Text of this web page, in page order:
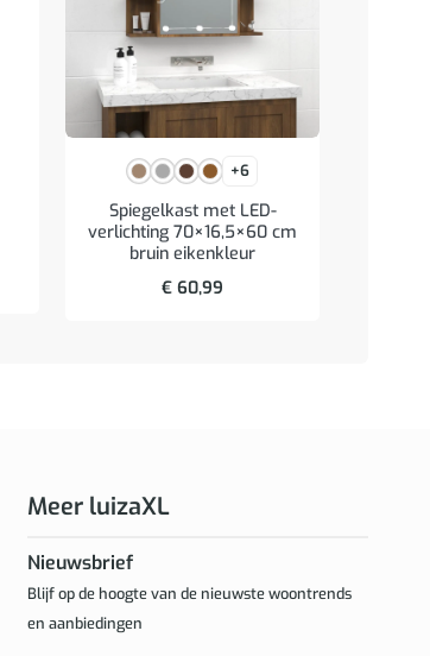
+6
Spiegelkast met LED-
verlichting 70×16,5×60 cm
bruin eikenkleur
€ 60,99
Meer luizaXL
Nieuwsbrief
Blijf op de hoogte van de nieuwste woontrends
en aanbiedingen